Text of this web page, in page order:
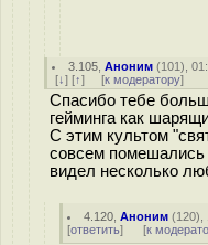
3.105 ,Аноним (101),
[↓] [↑] [к модератору]
Спасибо тебе
гейминга как
С этим культом
совсем
видел несколько
4.120 ,Аноним (120),
[ответить] [к